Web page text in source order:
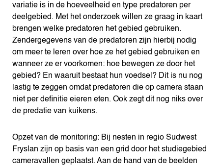
variatie is in de hoeveelheid en type predatoren per
deelgebied. Met het onderzoek willen ze graag in kaart
brengen welke predatoren het gebied gebruiken.
Zendergegevens van de predatoren zijn hierbij nodig
om meer te leren over hoe ze het gebied gebruiken en
wanneer ze er voorkomen: hoe bewegen ze door het
gebied? En waaruit bestaat hun voedsel? Dit is nu nog
lastig te zeggen omdat predatoren die op camera staan
niet per definitie eieren eten. Ook zegt dit nog niks over
de predatie van kuikens.
Opzet van de monitoring: Bij nesten in regio Sudwest
Fryslan zijn op basis van een grid door het studiegebied
cameravallen geplaatst. Aan de hand van de beelden